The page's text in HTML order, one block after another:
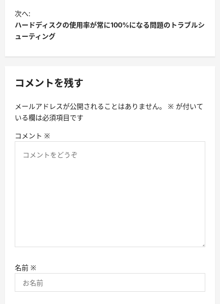
ナ
ビ
ゲ
ー
ョ
次へ:
ハードディスクの使用率が常に100%になる問題のトラブルシ
ューティング
コメントを残す
メールアドレスが公開されることはありません。 ※ が付いて
いる欄は必須項目です
コメント ※
名前 ※